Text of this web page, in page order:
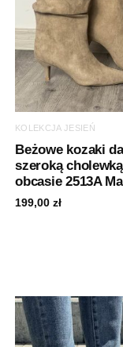
KOLEKCJA JESIEŃ
Beżowe kozaki
szeroką
obcasie 2513A
199,00zł